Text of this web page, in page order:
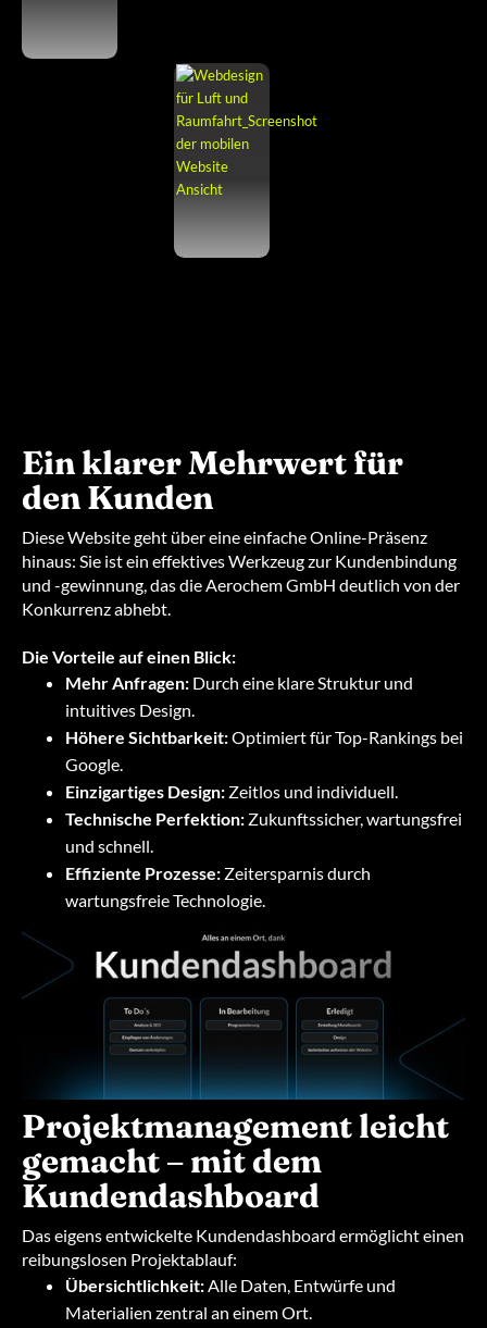
Ein klarer Mehrwert für
den Kunden
Diese Website geht über eine einfache Online-Präsenz
hinaus: Sie ist ein effektives Werkzeug zur Kundenbindung
und -gewinnung, das die Aerochem GmbH deutlich von der
Konkurrenz abhebt.
Die Vorteile auf einen Blick:
Mehr Anfragen:Durch eine klare Struktur und
intuitives Design.
Höhere Sichtbarkeit:Optimiert für Top-Rankings bei
Google.
Einzigartiges Design:Zeitlos und individuell.
Technische Perfektion:Zukunftssicher, wartungsfrei
und schnell.
Effiziente Prozesse:Zeitersparnis durch
wartungsfreie Technologie.
Projektmanagement leicht
gemacht – mit dem
Kundendashboard
Das eigens entwickelte Kundendashboard ermöglicht einen
reibungslosen Projektablauf:
Übersichtlichkeit:Alle Daten, Entwürfe und
Materialien zentral an einem Ort.